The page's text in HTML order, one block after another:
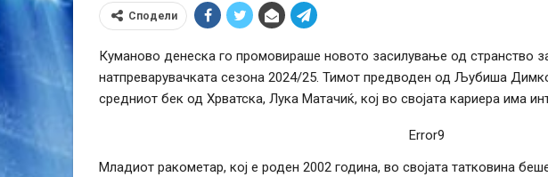
Сподели
Куманово денеска го промовираше новото засилување од странство
натпреварувачката сезона 2024/25. Тимот предводен од Љубиша
средниот бек од Хрватска, Лука Матачиќ, кој во својата кариера има
Error9
Младиот ракометар, кој е роден 2002 година, во својата татковина